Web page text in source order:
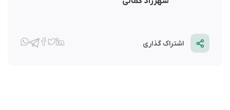
اشتراک گذاری